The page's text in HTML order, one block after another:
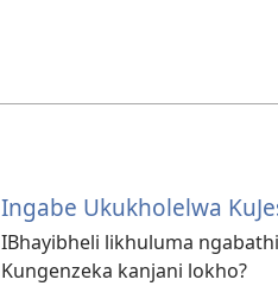
Ingabe Ukukholelwa
IBhayibheli likhuluma
Kungenzeka kanjani lokho?